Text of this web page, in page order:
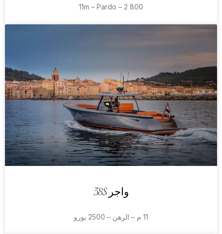
11m – Pardo – 2 800
واجر 38S
11 م – الرهن – 2500 يورو